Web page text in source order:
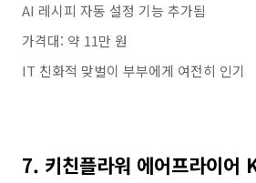
AI 레시피 자동 설정 기능 추가됨
가격대: 약 11만 원
IT 친화적 맞벌이 부부에게 여전히 인기
7. 키친플라워 에어프라이